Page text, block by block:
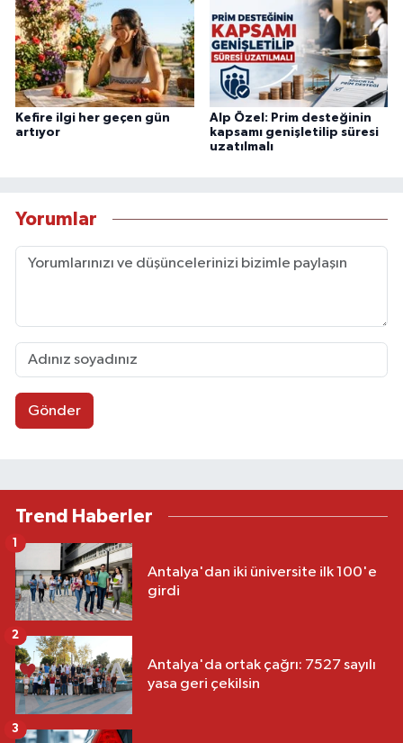
Kefire ilgi her geçen gün
artıyor
Alp Özel: Prim desteğinin
kapsamı genişletilip süresi
uzatılmalı
Yorumlar
Gönder
Trend Haberler
Antalya'dan iki üniversite ilk 100'e
girdi
1
Antalya'da ortak çağrı: 7527 sayılı
yasa geri çekilsin
2
3